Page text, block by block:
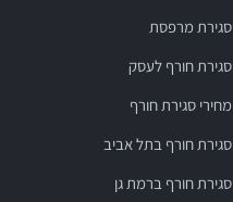
סגירת מרפסת
סגירת חורף לעסק
מחירי סגירת חורף
סגירת חורף בתל אביב
סגירת חורף ברמת גן